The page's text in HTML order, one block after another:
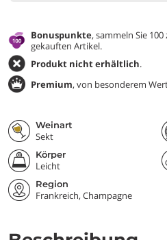
Bonuspunkte, sammeln Sie
gekauften Artikel.
Produkt nicht erhältlich.
Premium, von besonderem
Weinart
Sekt
Körper
Leicht
Region
Frankreich, Champagne